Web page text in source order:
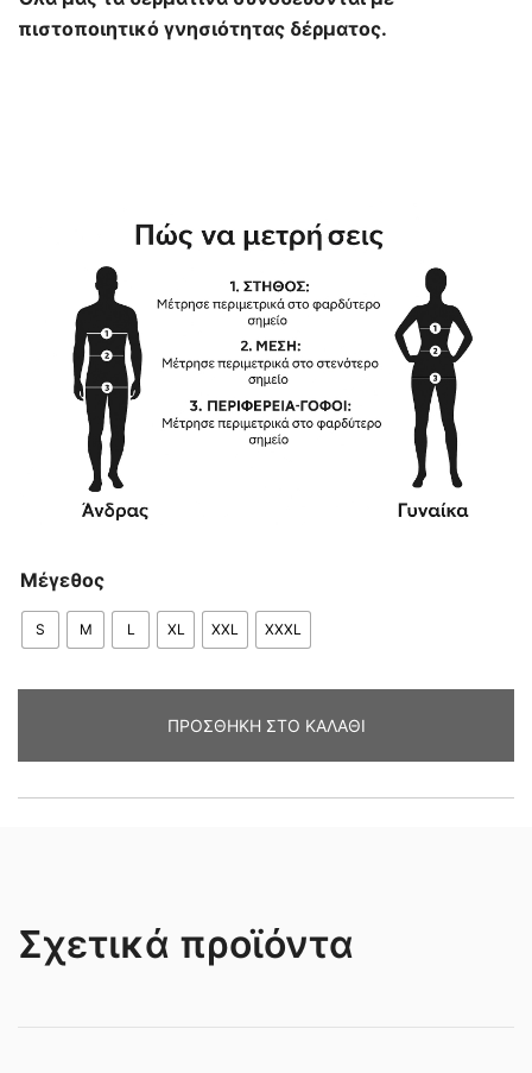
πιστοποιητικό γνησιότητας δέρματος.
Μέγεθος
S M L XL XXL XXXL
ΠΡΟΣΘΉΚΗ ΣΤΟ ΚΑΛΆΘΙ
Σχετικά προϊόντα